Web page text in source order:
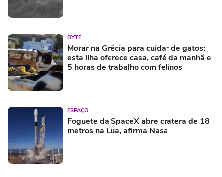
BYTE
Morar na Grécia para cuidar de gatos:
esta ilha oferece casa, café da manhã e
5 horas de trabalho com felinos
ESPAÇO
Foguete da SpaceX abre cratera de 18
metros na Lua, afirma Nasa